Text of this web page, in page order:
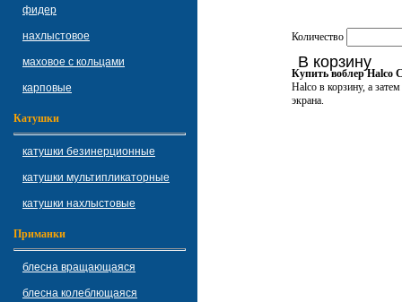
фидер
нахлыстовое
маховое с кольцами
карповые
Катушки
катушки безинерционные
катушки мультипликаторные
катушки нахлыстовые
Приманки
блесна вращающаяся
блесна колеблющаяся
Количество
В корзину
Купить воблер Halco
Halco в корзину, а
экрана.